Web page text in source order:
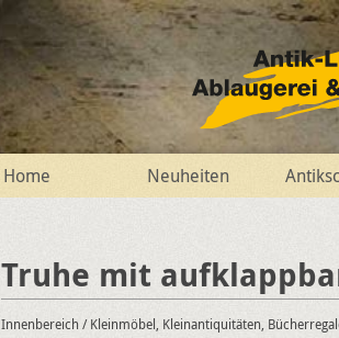
Home Neuheiten
Truhe mit
Innenbereich / Kleinmöbel, Kleinantiquitäten,